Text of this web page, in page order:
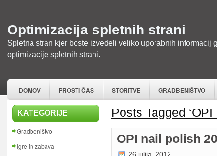
Optimizacija spletnih strani
Spletna stran kjer boste izvedeli veliko uporabnih informacij
optimizacije spletnih strani.
DOMOV PROSTI ČAS STORITVE GRADBENIŠTVO
KATEGORIJE
Gradbeništvo
Igre in zabava
Posts Tagged
OPI nail polish
26 julija, 2012